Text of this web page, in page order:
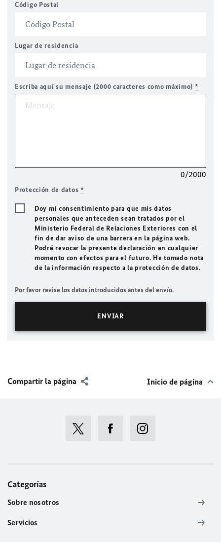
Código Postal
Lugar de residencia
Escriba aquí su mensaje (2000 caracteres como máximo) *
0/2000
Protección de datos *
Doy mi consentimiento para que mis datos
personales que anteceden sean tratados por el
Ministerio Federal de Relaciones Exteriores con el
fin de dar aviso de una barrera en la página web.
Podré revocar la presente declaración en cualquier
momento con efectos para el futuro. He tomado nota
de la información respecto a la protección de datos.
Por favor revise los datos introducidos antes del envío.
Compartir la página Inicio de página
Categorías
Sobre nosotros
Servicios